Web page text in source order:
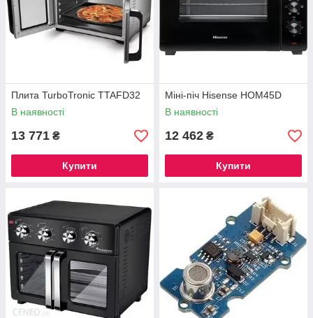
Плита TurboTronic TTAFD32
В наявності
13 771 ₴
Купити
Міні-піч Hisense HOM45D
В наявності
12 462 ₴
Купити